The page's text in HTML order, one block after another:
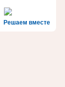
Решаем вместе